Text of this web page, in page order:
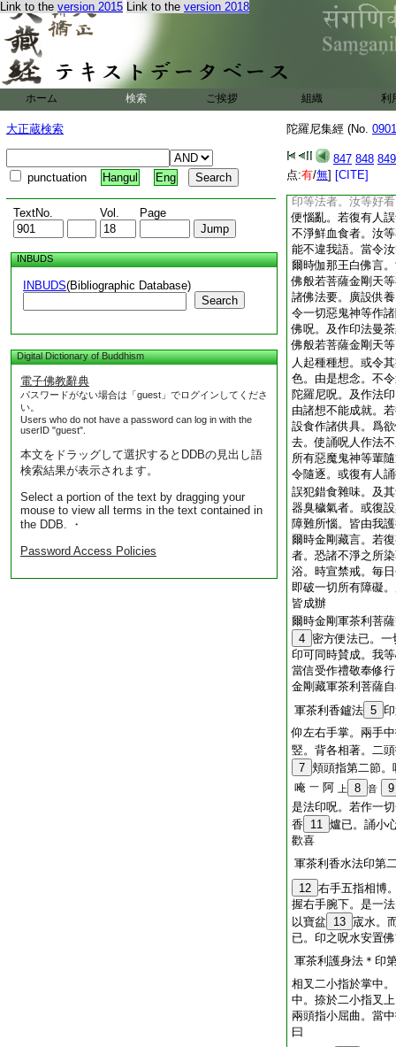
Link to the version 2015 Link to the version 2018
ホーム 検索 ご挨拶 組織 利
大正蔵検索
punctuation Hangul Eng
TextNo. Vol. Page
INBUDS
INBUDS(Bibliographic Database)
Search
Digital Dictionary of Buddhism
電子佛教辭典
パスワードがない場合は「guest」でログインしてくださ
い。
Users who do not have a password can log in with the
userID "guest".
本文をドラッグして選択するとDDBの見出し語
検索結果が表示されます。
Select a portion of the text by dragging your
mouse to view all terms in the text contained in
the DDB. ・
Password Access Policies
陀羅尼集經 (No.
847 848 849
点:有/無] [CITE]
入海亦不能去。無
地請佛救護。佛言
頭作七分。汝等曾
彼悉遮山中。已被
懺悔。及欲救護一
印等法者。汝等好
便惱亂。若復有人
不淨鮮血食者。汝
能不違我語。當令
爾時伽那王白佛言
佛般若菩薩金剛天
諸佛法要。廣設供
令一切惡鬼神等作
佛呪。及作印法曼
佛般若菩薩金剛天
人起種種想。或令
色。由是想念。不
陀羅尼呪。及作法
由諸想不能成就。
設食作諸供具。爲
去。使誦呪人作法
所有惡魔鬼神等輩
令隨逐。或復有人
誤犯錯食雜味。及
器臭穢氣者。或復
障難所惱。皆由我
爾時金剛藏言。若
者。恐諸不淨之所
浴。時宣禁戒。毎
即破一切所有障礙
皆成辦
爾時金剛軍茶利菩
4 密方便法已。
印可同時賛成。我
當信受作禮敬奉修行
金剛藏軍茶利菩薩
軍茶利香鑪法 5
仰左右手掌。兩手
竪。背各相著。二
7 頬頭指第二節。
唵 一 阿 上 8 音
9
是法印呪。若作一
香
11 爐已。誦小
歡喜
軍茶利香水法印第
12 右手五指相博
握右手腕下。是一
以寶盆 13 宬水。
已。印之呪水安置
軍茶利護身法＊印
相叉二小指於掌中
中。捺於二小指叉
兩頭指小屈曲。當
曰